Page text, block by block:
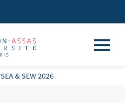
SEA & SEW 2026